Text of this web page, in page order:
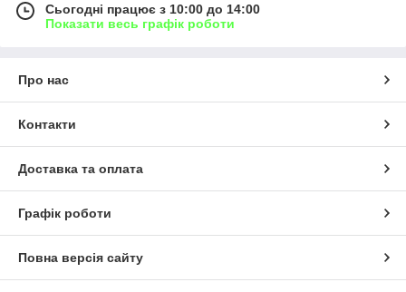
Сьогодні працює з 10:00 до 14:00
Показати весь графік роботи
Про нас
Контакти
Доставка та оплата
Графік роботи
Повна версія сайту